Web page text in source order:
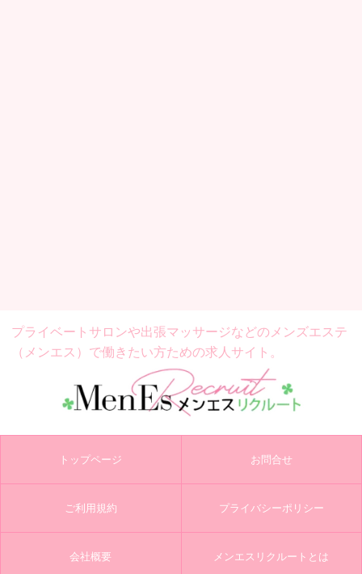
プライベートサロンや出張マッサージなどの メンズエステ
（メンエス）で働きたい方ための求人サイト。
トップページ お問合せ
ご利用規約 プライバシーポリシー
会社概要 メンエスリクルートとは